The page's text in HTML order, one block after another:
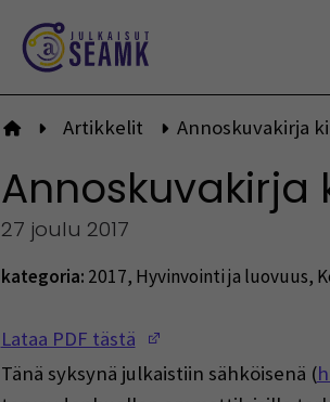
Etusivulle
Artikkelit Annoskuvakirja
Annoskuvakirja
27 joulu 2017
kategoria: 2017, Hyvinvointi ja luovuus,
Lataa PDF tästä
Tänä syksynä julkaistiin sähköisenä (